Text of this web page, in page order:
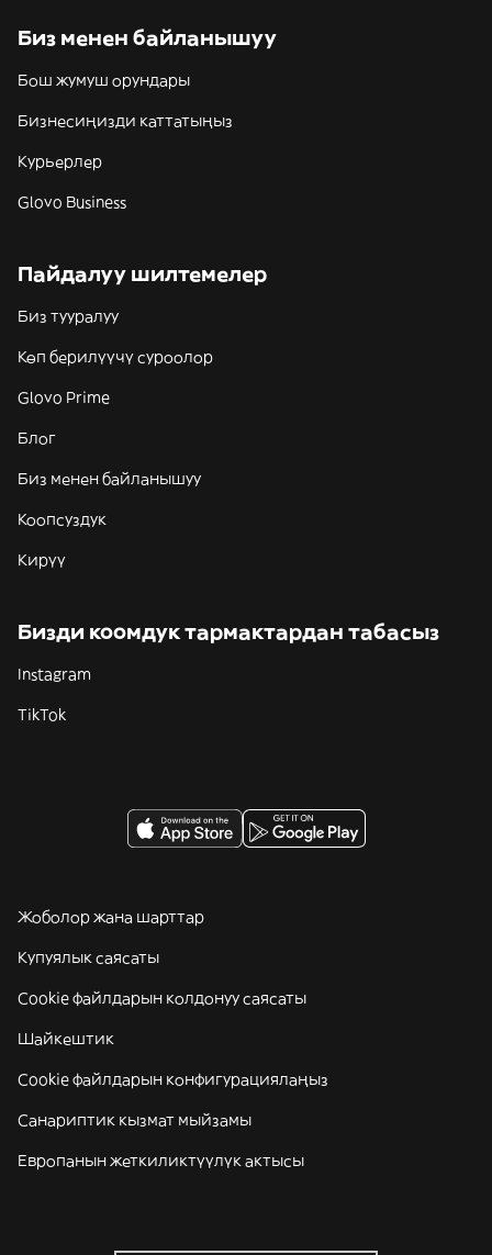
Биз менен байланышуу
Бош жумуш орундары
Бизнесиңизди каттатыңыз
Курьерлер
Glovo Business
Пайдалуу шилтемелер
Биз тууралуу
Көп берилүүчү суроолор
Glovo Prime
Блог
Биз менен байланышуу
Коопсуздук
Кирүү
Бизди коомдук тармактардан табасыз
Instagram
TikTok
Жоболор жана шарттар
Купуялык саясаты
Cookie файлдарын колдонуу саясаты
Шайкештик
Cookie файлдарын конфигурациялаңыз
Санариптик кызмат мыйзамы
Европанын жеткиликтүүлүк актысы